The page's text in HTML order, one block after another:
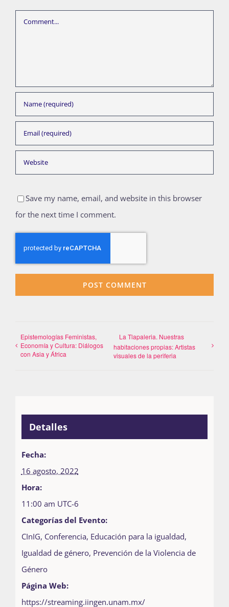
Comment
Save my name, email, and website in this browser
for the next time I comment.
Epistemologías Feministas,
Economía y Cultura: Diálogos
con Asia y África
La Tlapaleria. Nuestras
habitaciones propias: Artistas
visuales de la periferia
Detalles
Fecha:
16 agosto, 2022
Hora:
11:00 am UTC-6
Categorías del Evento:
CInIG, Conferencia, Educación para la igualdad,
Igualdad de género, Prevención de la Violencia de
Género
Página Web:
https://streaming.iingen.unam.mx/